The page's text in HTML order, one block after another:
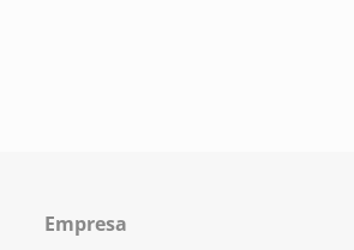
Empresa